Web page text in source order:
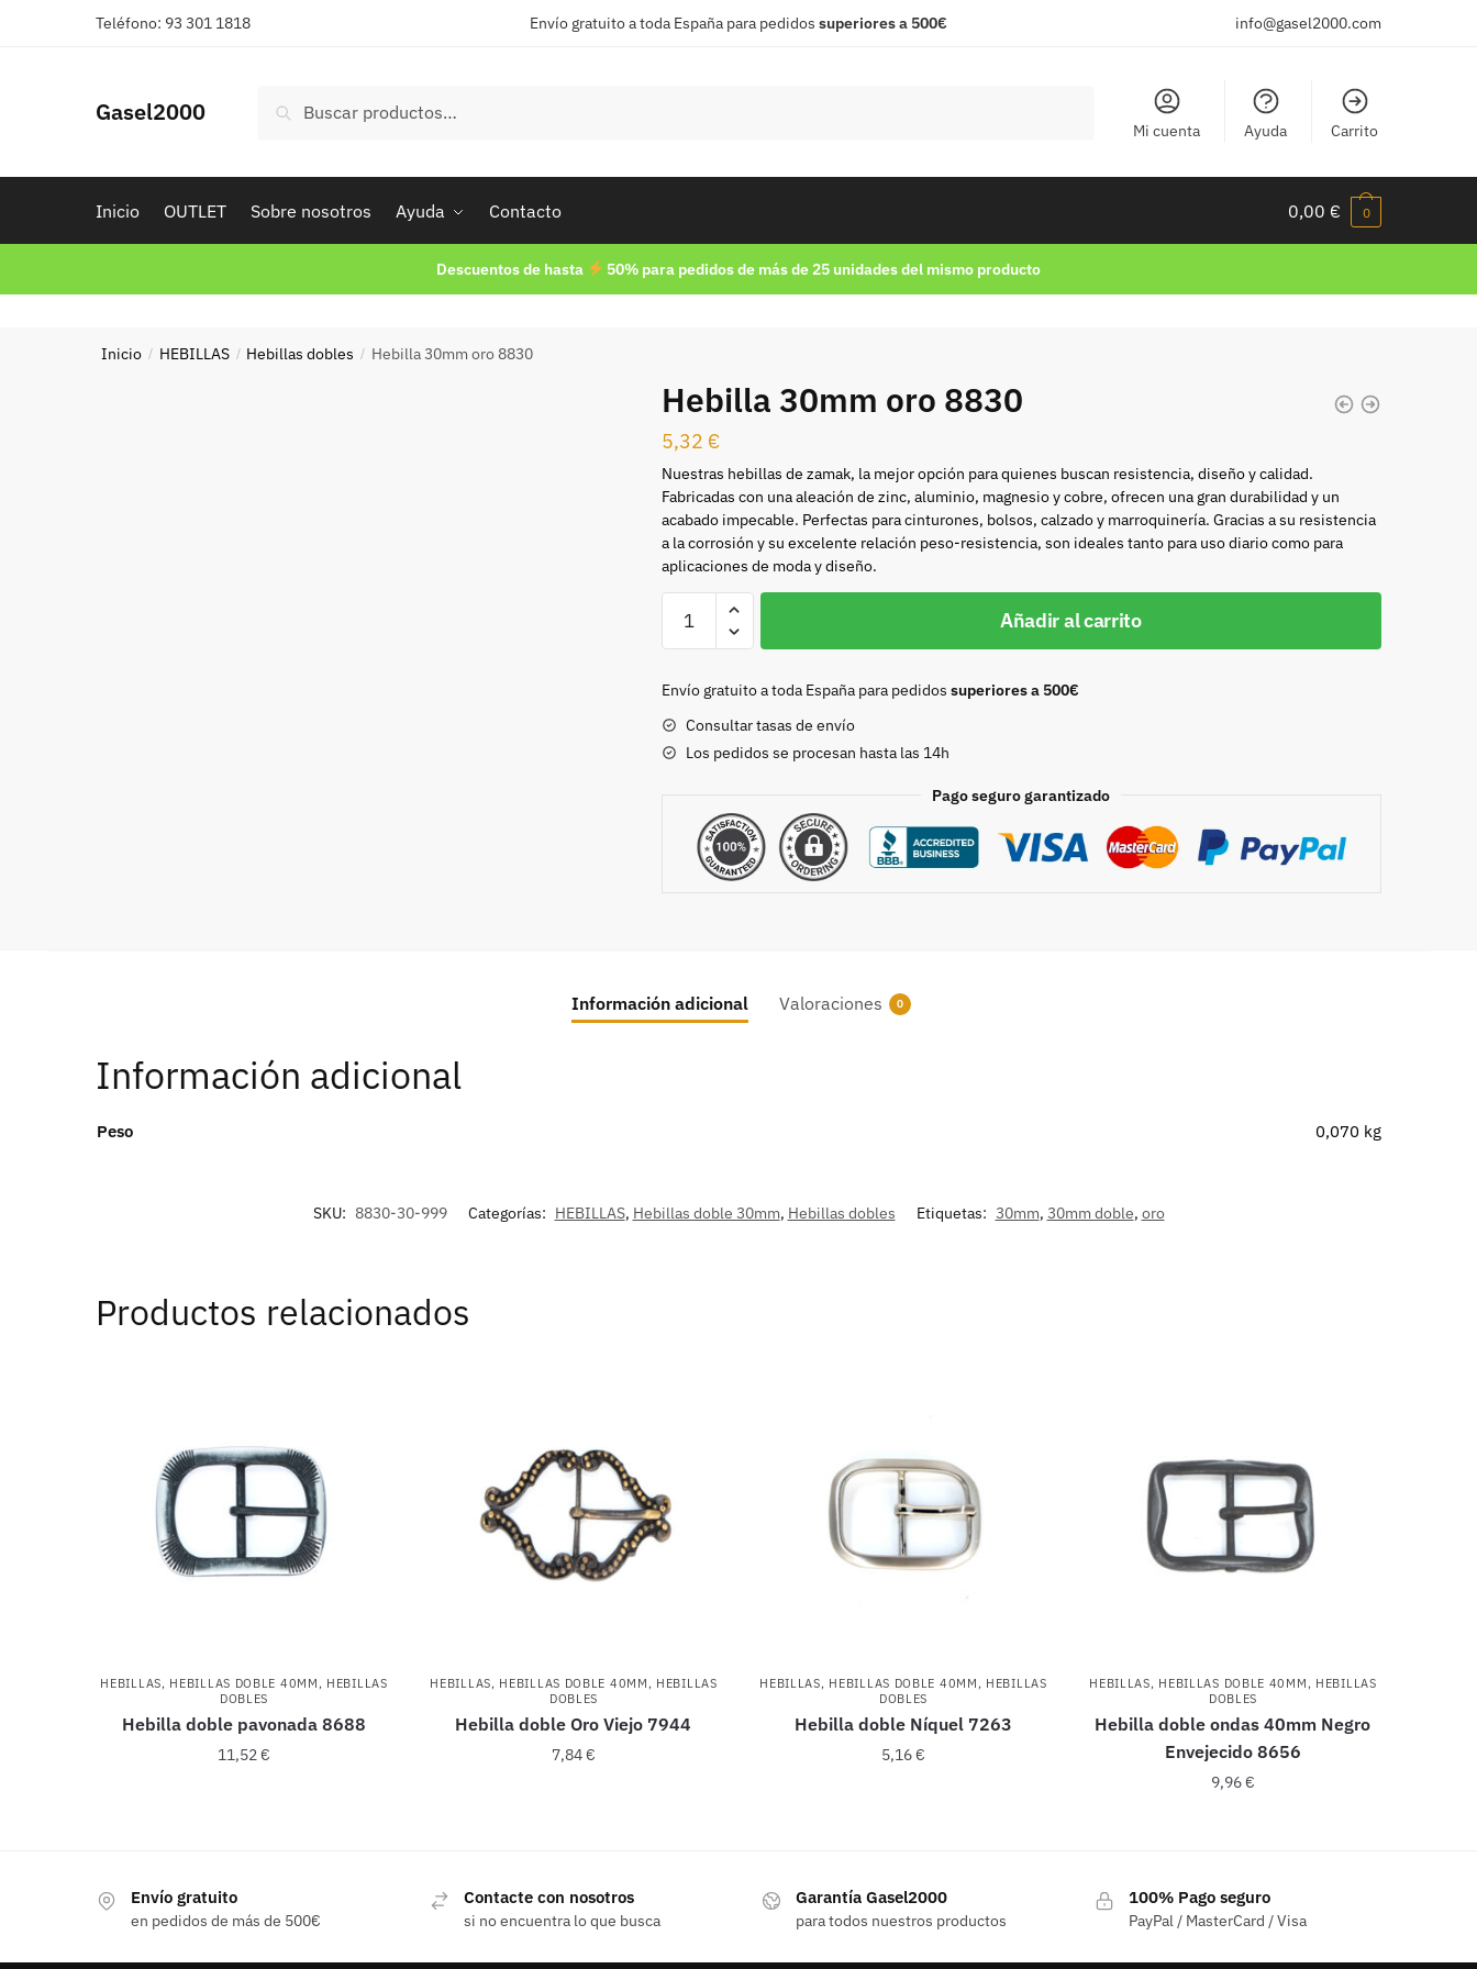
Teléfono: 93 301 1818 Envío gratuito a toda España para pedidos superiores a 500€ info@gasel2000.com
Gasel2000
por:
Buscar
Mi cuenta Ayuda Carrito
Inicio OUTLET Sobre nosotros Ayuda Contacto 0,00 € 0
Descuentos de hasta 50% para pedidos de más de 25 unidades del mismo producto
Inicio / HEBILLAS / Hebillas dobles / Hebilla 30mm oro 8830
Hebilla 30mm oro 8830
5,32 €
Nuestras hebillas de zamak, la mejor opción para quienes buscan resistencia, diseño y calidad.
Fabricadas con una aleación de zinc, aluminio, magnesio y cobre, ofrecen una gran durabilidad y un
acabado impecable. Perfectas para cinturones, bolsos, calzado y marroquinería. Gracias a su resistencia
a la corrosión y su excelente relación peso-resistencia, son ideales tanto para uso diario como para
aplicaciones de moda y diseño.
30mm
8830
cantidad
Añadir al carrito
Envío gratuito a toda España para pedidos superiores a 500€
Consultar tasas de envío
Los pedidos se procesan hasta las 14h
Pago seguro garantizado
Información adicional Valoraciones 0
Información adicional
Peso 0,070 kg
SKU: 8830-30-999 Categorías: HEBILLAS, Hebillas doble 30mm, Hebillas dobles Etiquetas: 30mm, 30mm doble, oro
Productos relacionados
HEBILLAS, HEBILLAS DOBLE 40MM , HEBILLAS
DOBLES
Hebilla doble pavonada 8688
11,52€
HEBILLAS, HEBILLAS DOBLE 40MM , HEBILLAS
DOBLES
Hebilla doble Oro Viejo 7944
7,84€
HEBILLAS, HEBILLAS DOBLE 40MM , HEBILLAS
DOBLES
Hebilla doble Níquel 7263
5,16€
HEBILLAS, HEBILLAS DOBLE 40MM , HEBILLAS
DOBLES
Hebilla doble ondas 40mm Negro
Envejecido 8656
9,96€
Envío gratuito
en pedidos de más de 500€
Contacte con nosotros
si no encuentra lo que busca
Garantía Gasel2000
para todos nuestros productos
100% Pago seguro
PayPal / MasterCard / Visa